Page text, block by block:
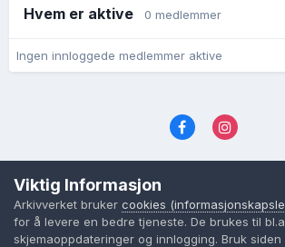
Hvem er aktive 0 medlemmer
Ingen innloggede medlemmer aktive
Cookies
Powered by Invision
Viktig Informasjon
Arkivverket bruker cookies
for å levere en bedre tjeneste. De brukes til
skjemaoppdateringer og innlogging. Bruk